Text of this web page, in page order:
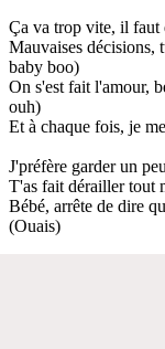
Ça va trop vite, il faut
Mauvaises décisions,
baby boo)
On s'est fait l'amour,
ouh)
Et à chaque fois, je
J'préfère garder un
T'as fait dérailler tout
Bébé, arrête de dire
(Ouais)